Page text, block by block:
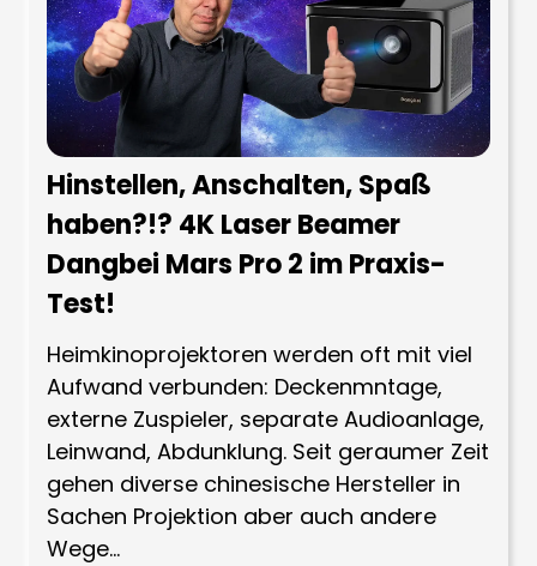
Hinstellen, Anschalten, Spaß
haben?!? 4K Laser Beamer
Dangbei Mars Pro 2 im Praxis-
Test!
Heimkinoprojektoren werden oft mit viel
Aufwand verbunden: Deckenmntage,
externe Zuspieler, separate Audioanlage,
Leinwand, Abdunklung. Seit geraumer Zeit
gehen diverse chinesische Hersteller in
Sachen Projektion aber auch andere
Wege...